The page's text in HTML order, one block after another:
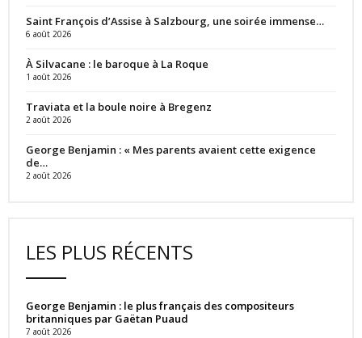
Saint François d’Assise à Salzbourg, une soirée immense…
6 août 2026
À Silvacane : le baroque à La Roque
1 août 2026
Traviata et la boule noire à Bregenz
2 août 2026
George Benjamin : « Mes parents avaient cette exigence
de…
2 août 2026
LES PLUS RÉCENTS
George Benjamin : le plus français des compositeurs
britanniques par Gaëtan Puaud
7 août 2026